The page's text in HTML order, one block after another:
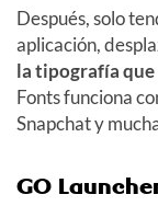
Después, solo
aplicación,
la tipografía que
Fonts funciona
Snapchat y
GO